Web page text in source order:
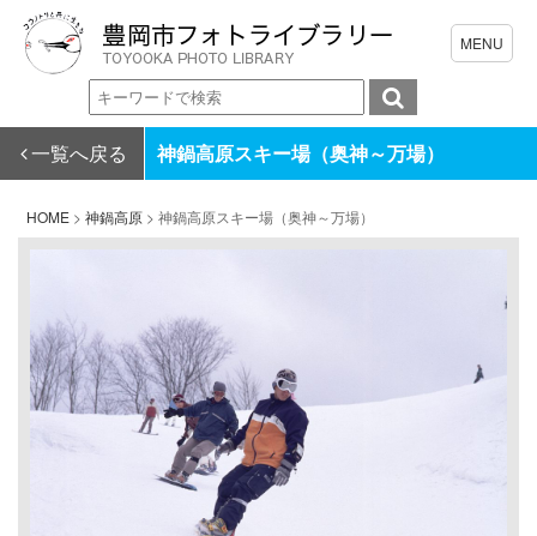
一覧へ戻る 神鍋高原スキー場（奥神～万場）
HOME > 神鍋高原 > 神鍋高原スキー場（奥神～万場）